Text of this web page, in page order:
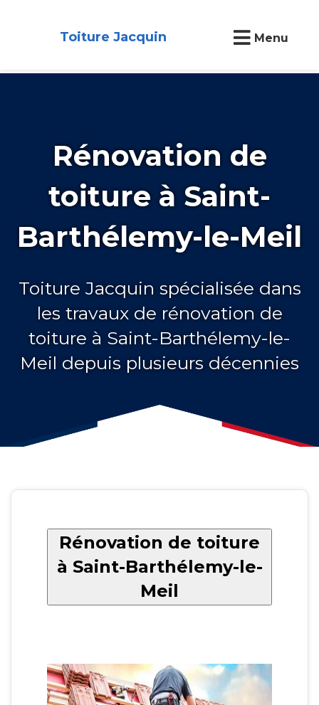
Toiture Jacquin Menu
Rénovation de
toiture à Saint-
Barthélemy-le-Meil
Toiture Jacquin spécialisée dans
les travaux de rénovation de
toiture à Saint-Barthélemy-le-
Meil depuis plusieurs décennies
Rénovation de toiture
à Saint-Barthélemy-le-
Meil